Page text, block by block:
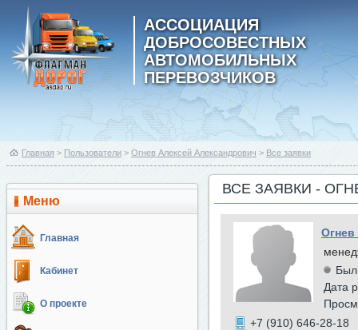
АССОЦИАЦИЯ
ДОБРОСОВЕСТНЫХ
АВТОМОБИЛЬНЫХ
ПЕРЕВОЗЧИКОВ
Главная > Пользователи > Огнев Алексей Александрович > Все заявки
Меню
Главная
Кабинет
О проекте
ВСЕ ЗАЯВКИ -
Огнев
Был
Дата
+7 (910) 646-28-18